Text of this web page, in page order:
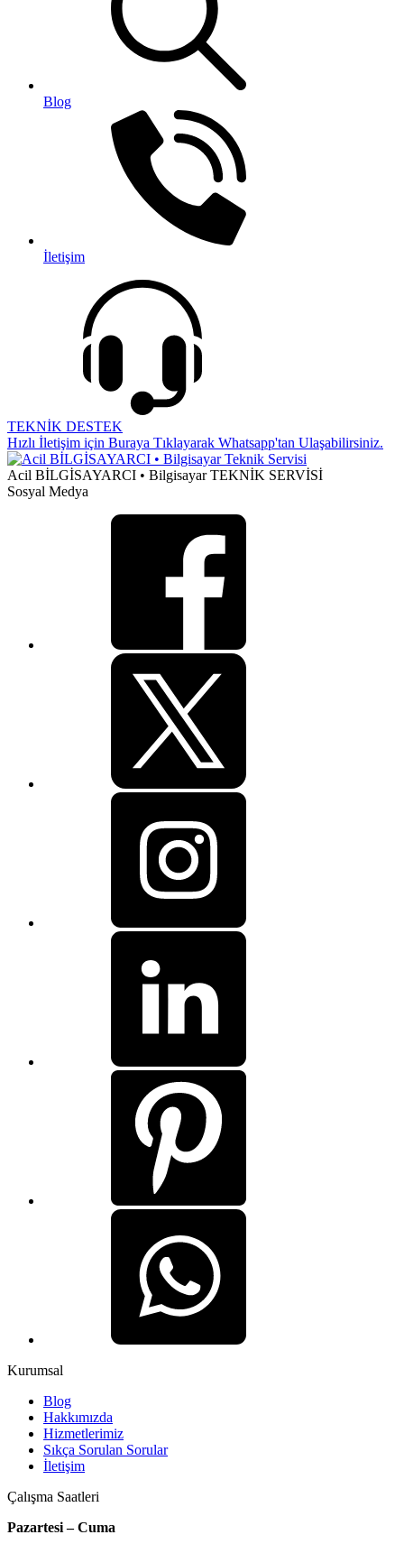
Blog
İletişim
TEKNİK DESTEK
Hızlı İletişim için Buraya Tıklayarak Whatsapp'tan Ulaşabilirsiniz.
Acil BİLGİSAYARCI • Bilgisayar TEKNİK SERVİSİ
Sosyal Medya
Kurumsal
Blog
Hakkımızda
Hizmetlerimiz
Sıkça Sorulan Sorular
İletişim
Çalışma Saatleri
Pazartesi – Cuma